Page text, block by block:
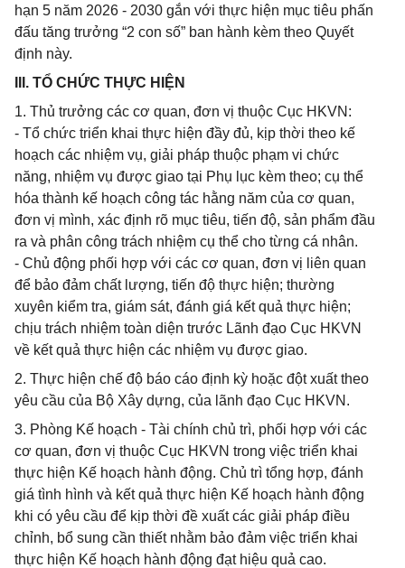
hạn 5 năm 2026 - 2030 gắn với thực hiện mục tiêu phấn
đấu tăng trưởng “2 con số” ban hành kèm theo Quyết
định này.
III. TỔ CHỨC THỰC HIỆN
1. Thủ trưởng các cơ quan, đơn vị thuộc Cục HKVN:
- Tổ chức triển khai thực hiện đầy đủ, kịp thời theo kế
hoạch các nhiệm vụ, giải pháp thuộc phạm vi chức
năng, nhiệm vụ được giao tại Phụ lục kèm theo; cụ thể
hóa thành kế hoạch công tác hằng năm của cơ quan,
đơn vị mình, xác định rõ mục tiêu, tiến độ, sản phẩm đầu
ra và phân công trách nhiệm cụ thể cho từng cá nhân.
- Chủ động phối hợp với các cơ quan, đơn vị liên quan
để bảo đảm chất lượng, tiến độ thực hiện; thường
xuyên kiểm tra, giám sát, đánh giá kết quả thực hiện;
chịu trách nhiệm toàn diện trước Lãnh đạo Cục HKVN
về kết quả thực hiện các nhiệm vụ được giao.
2. Thực hiện chế độ báo cáo định kỳ hoặc đột xuất theo
yêu cầu của Bộ Xây dựng, của lãnh đạo Cục HKVN.
3. Phòng Kế hoạch - Tài chính chủ trì, phối hợp với các
cơ quan, đơn vị thuộc Cục HKVN trong việc triển khai
thực hiện Kế hoạch hành động. Chủ trì tổng hợp, đánh
giá tình hình và kết quả thực hiện Kế hoạch hành động
khi có yêu cầu để kịp thời đề xuất các giải pháp điều
chỉnh, bổ sung cần thiết nhằm bảo đảm việc triển khai
thực hiện Kế hoạch hành động đạt hiệu quả cao.